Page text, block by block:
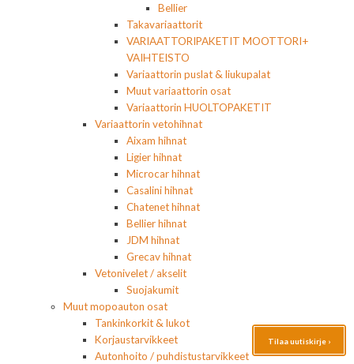
Bellier
Takavariaattorit
VARIAATTORIPAKETIT MOOTTORI+
VAIHTEISTO
Variaattorin puslat & liukupalat
Muut variaattorin osat
Variaattorin HUOLTOPAKETIT
Variaattorin vetohihnat
Aixam hihnat
Ligier hihnat
Microcar hihnat
Casalini hihnat
Chatenet hihnat
Bellier hihnat
JDM hihnat
Grecav hihnat
Vetonivelet / akselit
Suojakumit
Muut mopoauton osat
Tankinkorkit & lukot
Korjaustarvikkeet
Autonhoito / puhdistustarvikkeet
Tilaa uutiskirje ›